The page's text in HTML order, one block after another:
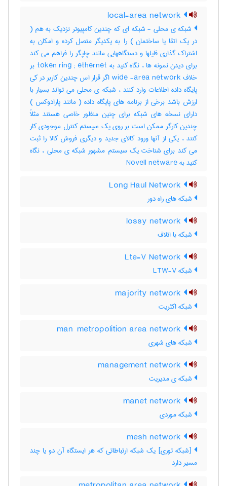
شبکه ی محلی - شبکه ای که چندین کامپیوتر نزدیک به هم (
در یک اتقا یا ساختمان ) را به یکدیگر متصل کرده و امکان به
اشتراک گذاری فایلها و دستگاههایی مانند چاپگر را فراهم می کند
برای دیدن نمونه ها ، نگاه کنید به token ring ; ethernet بر
خلاف wide -area network اگر قرار اس چندین کاربر در کی
پایگاه داده اطلاعات وارد کنند ، شبکه ی محلی می تواند بسیار با
ارزش باشد برخی از برنامه های پایگاه داده ( مانند پارادوکس )
دارای نسخه های شبکه برای چنین منظور خاصی هستند مثلاً
چندین کارگر ممکن است بر روی یک سیستم کنترل موجودی کار
کنند ، یکی از آنها ورود کالای جدید و دیگری فروش کالا را ثبت
می کند برای شناخت یک سیستم مشهور شبکه ی محلی ، نگاه
کنید به Novell netware
شبکه های راه دور
شبکه با اتلاف
شبکه LTW-V
شبکه اکثریت
شبکه های شهری
شبکه ی مدیریت
شبکه موردی
[شبکه توری] یک شبکه ارتباطاتی که هر ایستگاه آن دو یا چند
مسیر دارد